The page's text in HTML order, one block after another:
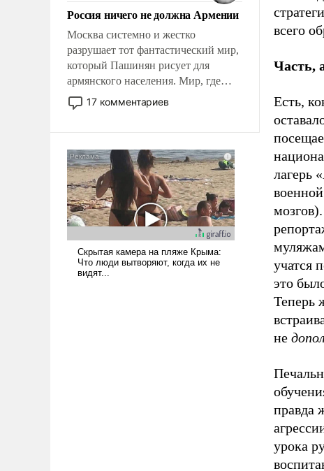
Россия ничего не должна Армении
Москва системно и жестко
разрушает тот фантастический мир,
который Пашинян рисует для
армянского населения. Мир, где
политические прожекты будут
безусловно оплачиваться за счет
нужно отвечать.
17 комментариев
всего
Часть,
Есть,
лагерь
учатся
это
Теперь
не
правда
урока